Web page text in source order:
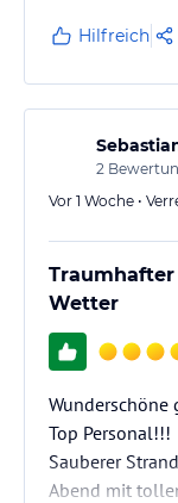
Hilfreich
2
Vor 1 Woche •
Wetter
Wunderschöne
Top Personal!!!
Sauberer
Abend mit